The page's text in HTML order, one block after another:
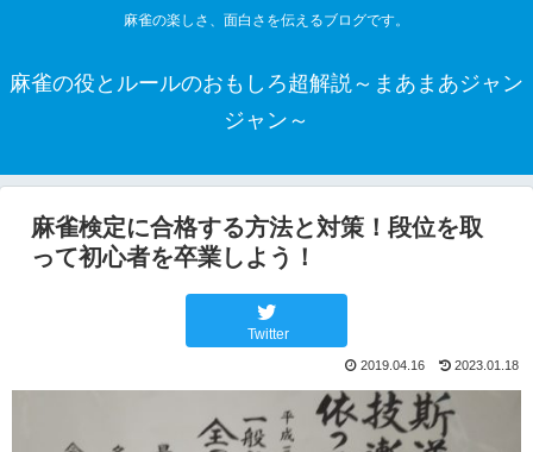
麻雀の楽しさ、面白さを伝えるブログです。
麻雀の役とルールのおもしろ超解説～まあまあジャン
ジャン～
麻雀検定に合格する方法と対策！段位を取
って初心者を卒業しよう！
Twitter
2019.04.16 2023.01.18